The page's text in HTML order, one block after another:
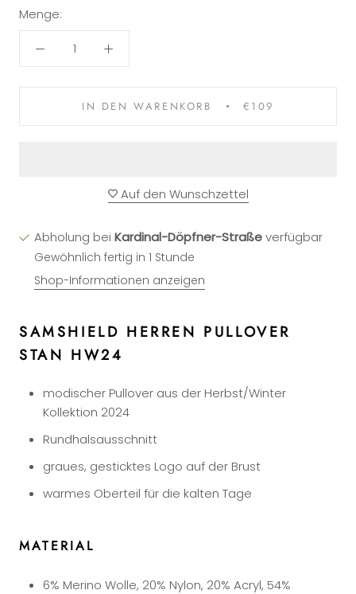
Menge:
IN DEN WARENKORB €109
Auf den Wunschzettel
Abholung bei Kardinal-Döpfner-Straßeverfügbar
Gewöhnlich fertig in 1 Stunde
Shop-Informationen anzeigen
SAMSHIELD HERREN PULLOVER
STAN HW24
modischer Pullover aus der Herbst/Winter
Kollektion 2024
Rundhalsausschnitt
graues, gesticktes Logo auf der Brust
warmes Oberteil für die kalten Tage
MATERIAL
6% Merino Wolle, 20% Nylon, 20% Acryl, 54%